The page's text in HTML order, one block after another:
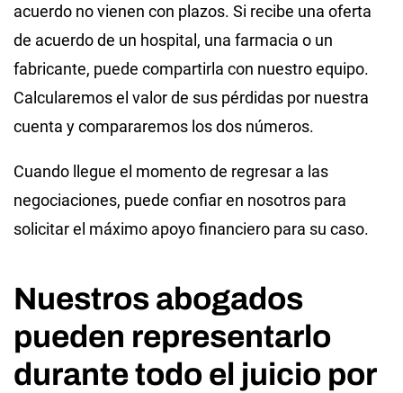
acuerdo no vienen con plazos. Si recibe una oferta
de acuerdo de un hospital, una farmacia o un
fabricante, puede compartirla con nuestro equipo.
Calcularemos el valor de sus pérdidas por nuestra
cuenta y compararemos los dos números.
Cuando llegue el momento de regresar a las
negociaciones, puede confiar en nosotros para
solicitar el máximo apoyo financiero para su caso.
Nuestros abogados
pueden representarlo
durante todo el juicio por